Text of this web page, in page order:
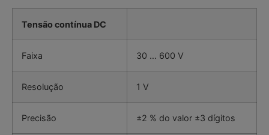
Tensão contínua DC
Faixa 30 … 600 V
Resolução 1 V
Precisão ±2 % do valor ±3 dígitos